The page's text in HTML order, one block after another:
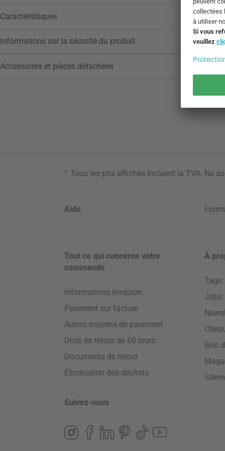
Caractéristiques
Informations sur la sécurité du produit
Accessoires et pièces détachées
* Tous les prix affichés incluent la TVA. Ne
Aide
Tout ce qui concerne votre
commande
Informations livraison
Paiement sur facture
Autres moyens de paiement
Droit de retour de 60 jours
Documents de retour
Élimination des déchets
À
Tags
Jobs
Bon
Suivez-nous